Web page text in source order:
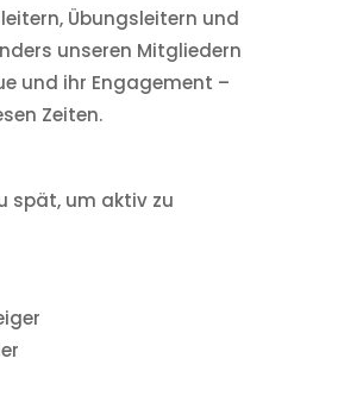
Übungsleitern und
unseren Mitgliedern
und ihr Engagement –
Zeiten.
spät, um aktiv zu